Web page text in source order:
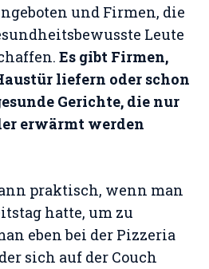
und Firmen, die
Leute
Es gibt Firmen,
liefern oder schon
Gerichte, die nur
erwärmt werden
praktisch, wenn man
hatte, um zu
eben bei der Pizzeria
sich auf der Couch